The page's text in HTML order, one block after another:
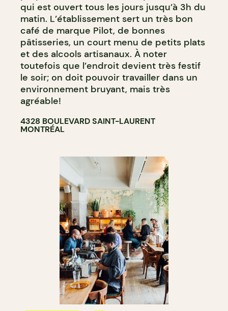
qui est ouvert tous les jours jusqu’à 3h du
matin. L’établissement sert un très bon
café de marque Pilot, de bonnes
pâtisseries, un court menu de petits plats
et des alcools artisanaux. À noter
toutefois que l’endroit devient très festif
le soir; on doit pouvoir travailler dans un
environnement bruyant, mais très
agréable!
4328 BOULEVARD SAINT-LAURENT
MONTRÉAL